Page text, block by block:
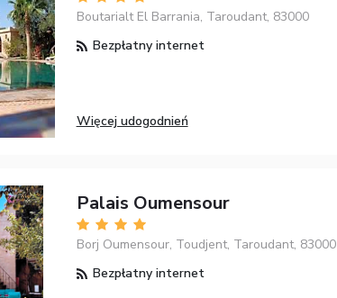
Boutarialt El Barrania, Taroudant, 83000
Bezpłatny internet
Więcej udogodnień
Palais Oumensour
Borj Oumensour, Toudjent, Taroudant, 83000
Bezpłatny internet